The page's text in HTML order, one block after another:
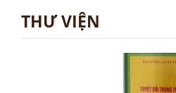
THƯ VIỆN